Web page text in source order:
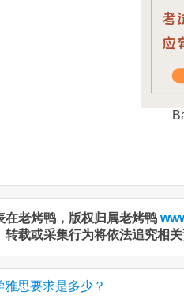
在老烤鸭，版权归属老烤鸭
载或采集行为将依法追究相关
雅思要求是多少？